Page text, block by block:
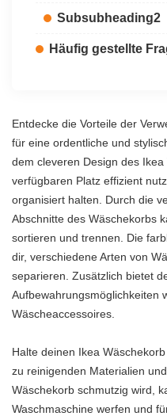
Subsubheading2
Häufig gestellte
Entdecke die Vorteile der
für eine ordentliche und
dem cleveren Design des
verfügbaren Platz effizient
organisiert halten. Durch die
Abschnitte des Wäschekorbs
sortieren und trennen. Die
dir, verschiedene Arten von
separieren. Zusätzlich bietet
Aufbewahrungsmöglichkeiten
Wäscheaccessoires.
Halte deinen Ikea
zu reinigenden Materialien
Wäschekorb schmutzig wird,
Waschmaschine werfen und